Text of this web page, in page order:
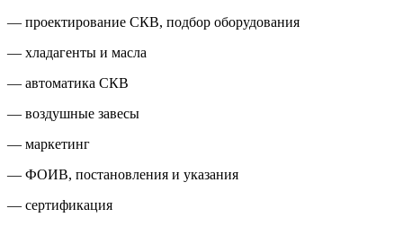
— проектирование СКВ, подбор оборудования
— хладагенты и масла
— автоматика СКВ
— воздушные завесы
— маркетинг
— ФОИВ, постановления и указания
— сертификация